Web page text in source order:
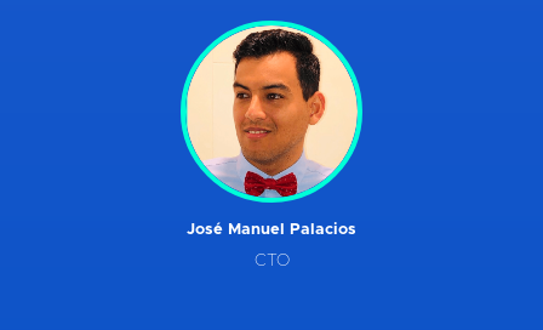
José Manuel Palacios
CTO